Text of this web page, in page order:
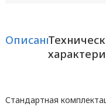
Описание
Стандартная